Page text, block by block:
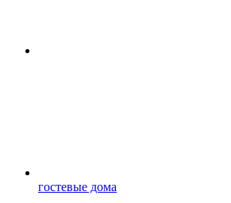
гостевые дома